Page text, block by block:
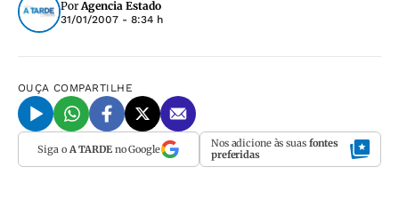
PorAgencia Estado
31/01/2007 - 8:34 h
OUÇA COMPARTILHE
Siga o A TARDEno Google Nos adicione às suas fontes
preferidas